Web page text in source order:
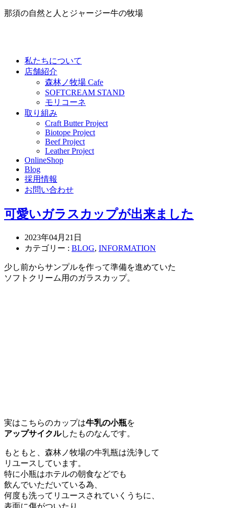
那須の自然と人とジャージー牛の牧場
私たちについて
店舗紹介
森林ノ牧場 Cafe
SOFTCREAM STAND
モリコーネ
取り組み
Craft Butter Project
Biotope Project
Beef Project
Leather Project
OnlineShop
Blog
採用情報
お問い合わせ
可愛いガラスカップが出来ました
2023年04月21日
カテゴリー : BLOG, INFORMATION
少し前からサンプルを作って準備を進めていた
ソフトクリーム用のガラスカップ。
実はこちらのカップは牛乳の小瓶を
アップサイクルしたものなんです。
もともと、森林ノ牧場の牛乳瓶は洗浄して
リユースしています。
特に小瓶はホテルの朝食などでも
飲んでいただいている為、
何度も洗ってリユースされていくうちに、